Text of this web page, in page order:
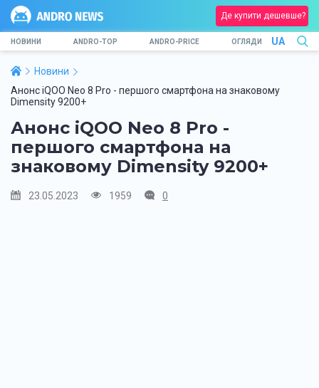
Де купити дешевше?
НОВИНИ ANDRO-TOP ANDRO-PRICE ОГЛЯДИ UA
Новини
Анонс iQOO Neo 8 Pro - першого смартфона на знаковому
Dimensity 9200+
Анонс iQOO Neo 8 Pro -
першого смартфона на
знаковому Dimensity 9200+
23.05.2023 1959 0